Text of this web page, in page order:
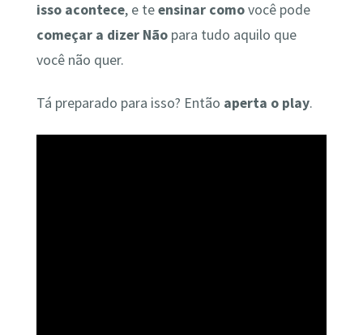
isso acontece, e teensinar comovocê pode
começar a dizer Nãopara tudo aquilo que
você não quer.
Tá preparado para isso? Então aperta o play.